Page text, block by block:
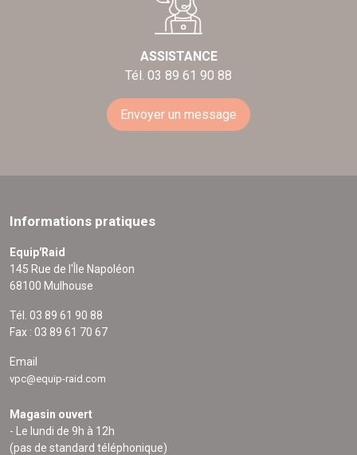
ASSISTANCE
Tél. 03 89 61 90 88
Envoyer un message
Informations pratiques
Equip'Raid
145 Rue de l'Île Napoléon
68100 Mulhouse
Tél. 03 89 61 90 88
Fax : 03 89 61 70 67
Email
vpc@equip-raid.com
Magasin ouvert
- Le lundi de 9h à 12h
(pas de standard téléphonique)